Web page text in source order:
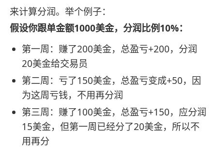
来计算分润。举个例子：
假设你跟单金额1000美金，分润比例10%：
第一周：赚了200美金，总盈亏+200，分润
20美金给交易员
第二周：亏了150美金，总盈亏变成+50，因
为这周亏钱，不用再分润
第三周：赚了100美金，总盈亏+150，应分润
15美金，但第一周已经分了20美金，所以不
用再分